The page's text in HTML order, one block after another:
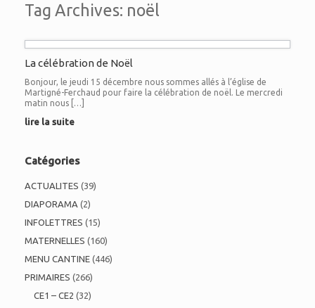
Tag Archives: noël
La célébration de Noël
Bonjour, le jeudi 15 décembre nous sommes allés à l’église de
Martigné-Ferchaud pour faire la célébration de noël. Le mercredi
matin nous […]
lire la suite
Catégories
ACTUALITES (39)
DIAPORAMA (2)
INFOLETTRES (15)
MATERNELLES (160)
MENU CANTINE (446)
PRIMAIRES (266)
CE1 – CE2 (32)